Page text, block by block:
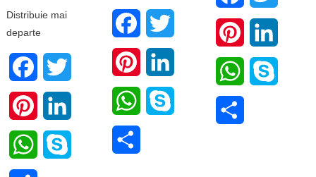
Distribuie mai
departe
Facebook
Pinterest
WhatsApp
Facebook
PinterestLinkedIn
WhatsApp
Pinterest
WhatsApp